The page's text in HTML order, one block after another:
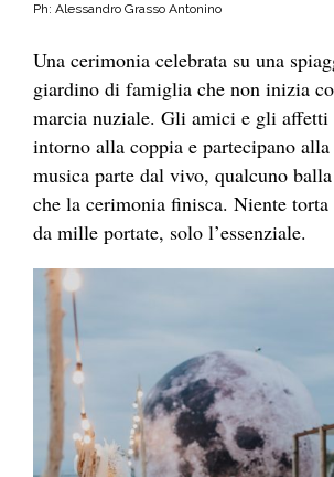
Ph: Alessandro Grasso Antonino
Una cerimonia celebrata su una
giardino di famiglia che non inizia
marcia nuziale. Gli amici e gli affetti
intorno alla coppia e partecipano
musica parte dal vivo, qualcuno
che la cerimonia finisca. Niente torta
da mille portate, solo l’essenziale.